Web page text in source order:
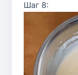
Шаг 8: